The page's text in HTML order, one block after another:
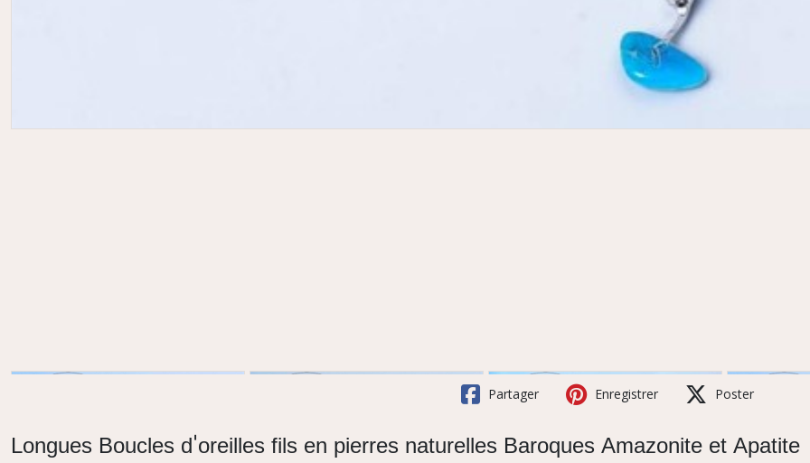
Partager Enregistrer Poster
Longues Boucles d'oreilles fils en pierres naturelles Baroques Amazonite et Apatite